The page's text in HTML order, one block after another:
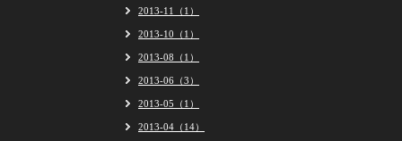
2013-11（1）
2013-10（1）
2013-08（1）
2013-06（3）
2013-05（1）
2013-04（14）